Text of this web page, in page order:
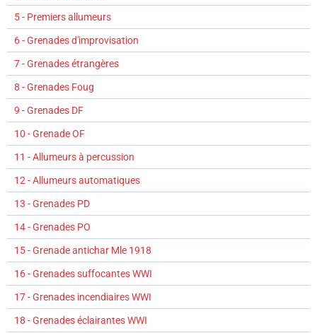
5 - Premiers allumeurs
6 - Grenades d'improvisation
7 - Grenades étrangères
8 - Grenades Foug
9 - Grenades DF
10 - Grenade OF
11 - Allumeurs à percussion
12 - Allumeurs automatiques
13 - Grenades PD
14 - Grenades PO
15 - Grenade antichar Mle 1918
16 - Grenades suffocantes WWI
17 - Grenades incendiaires WWI
18 - Grenades éclairantes WWI